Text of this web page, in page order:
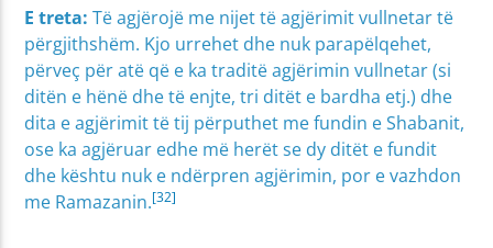
E treta: Të agjërojë me nijet të agjërimit vullnetar të
përgjithshëm. Kjo urrehet dhe nuk parapëlqehet,
përveç për atë që e ka traditë agjërimin vullnetar (si
ditën e hënë dhe të enjte, tri ditët e bardha etj.) dhe
dita e agjërimit të tij përputhet me fundin e Shabanit,
ose ka agjëruar edhe më herët se dy ditët e fundit
dhe kështu nuk e ndërpren agjërimin, por e vazhdon
me Ramazanin.[32]